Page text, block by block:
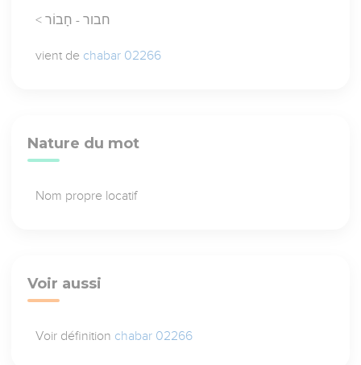
< חבור - חָבוֹר
vient de chabar 02266
Nature du mot
Nom propre locatif
Voir aussi
Voir définition chabar 02266